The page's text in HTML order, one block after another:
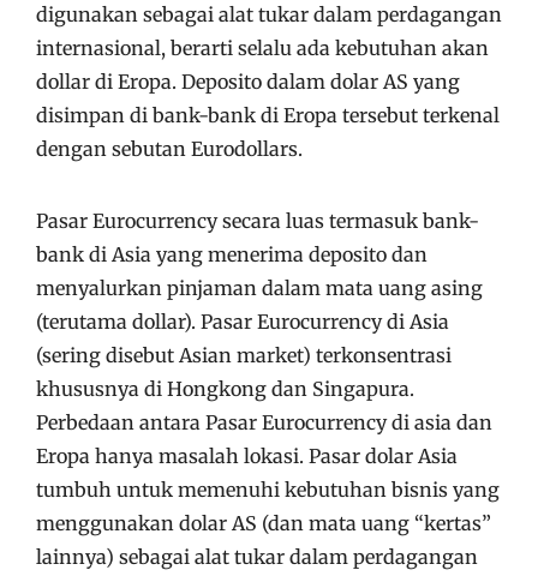
digunakan sebagai alat tukar dalam perdagangan
internasional, berarti selalu ada kebutuhan akan
dollar di Eropa. Deposito dalam dolar AS yang
disimpan di bank-bank di Eropa tersebut terkenal
dengan sebutan Eurodollars.
Pasar Eurocurrency secara luas termasuk bank-
bank di Asia yang menerima deposito dan
menyalurkan pinjaman dalam mata uang asing
(terutama dollar). Pasar Eurocurrency di Asia
(sering disebut Asian market) terkonsentrasi
khususnya di Hongkong dan Singapura.
Perbedaan antara Pasar Eurocurrency di asia dan
Eropa hanya masalah lokasi. Pasar dolar Asia
tumbuh untuk memenuhi kebutuhan bisnis yang
menggunakan dolar AS (dan mata uang “kertas”
lainnya) sebagai alat tukar dalam perdagangan